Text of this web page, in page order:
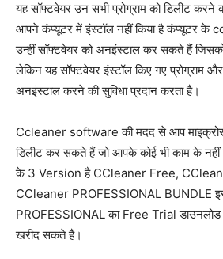
यह सॉफ्टवेयर उन सभी प्रोग्राम को डिलीट
आपने कंप्यूटर में इंस्टॉल नहीं किया है कंप्यूटर
उन्हीं सॉफ्टवेयर को अनइंस्टाल कर सकते हैं
लेकिन यह सॉफ्टवेयर इंस्टॉल किए गए प्रोग्राम
अनइंस्टाल करने की सुविधा प्रदान करता है।
Ccleaner software की मदद से आप
डिलीट कर सकते हैं जो आपके कोई भी काम के
के 3 Version है CCleaner Free,
CCleaner PROFESSIONAL BUNDLE
PROFESSIONAL का Free Trial डाउनलोड
खरीद सकते हैं।